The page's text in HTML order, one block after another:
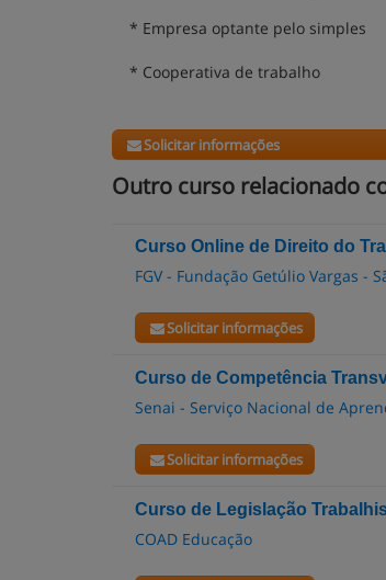
* Empresa optante pelo simples
* Cooperativa de trabalho
Solicitar informações
Outro curso relacionado
Curso Online de Direito do
FGV - Fundação Getúlio Vargas -
Solicitar informações
Curso de Competência
Senai - Serviço Nacional de
Solicitar informações
Curso de Legislação
COAD Educação